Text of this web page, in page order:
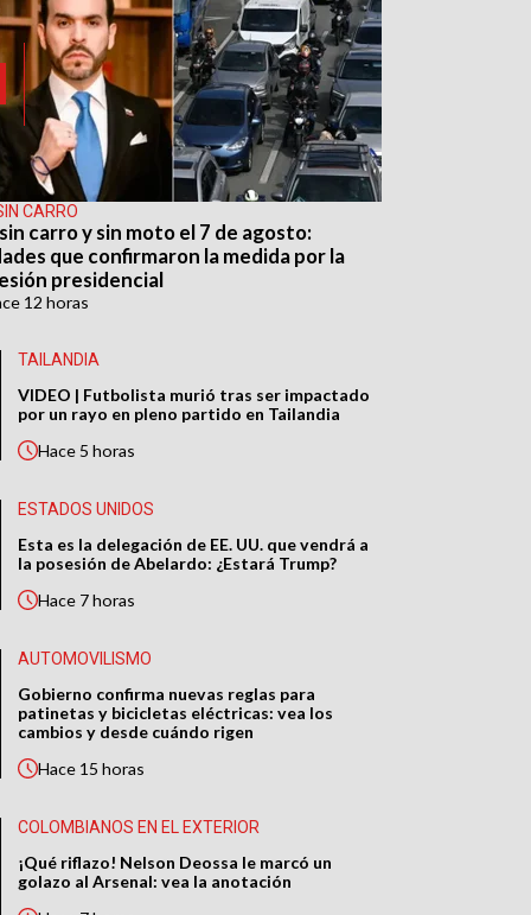
CARRO
carro y sin moto el 7 de agosto:
que confirmaron la medida por la
presidencial
12 horas
TAILANDIA
VIDEO | Futbolista murió tras ser impactado
por un rayo en pleno partido en Tailandia
Hace 5 horas
ESTADOS UNIDOS
Esta es la delegación de EE. UU. que vendrá a
la posesión de Abelardo: ¿Estará Trump?
Hace 7 horas
AUTOMOVILISMO
Gobierno confirma nuevas reglas para
patinetas y bicicletas eléctricas: vea los
cambios y desde cuándo rigen
Hace 15 horas
COLOMBIANOS EN EL EXTERIOR
¡Qué riflazo! Nelson Deossa le marcó un
golazo al Arsenal: vea la anotación